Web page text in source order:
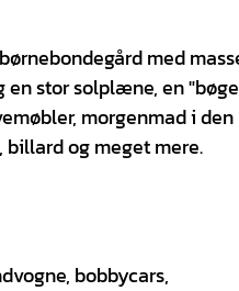
med
stor solplæne, en
morgenmad i den
og meget mere.
bobbycars,